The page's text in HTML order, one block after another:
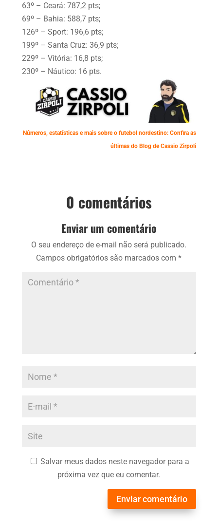
63º – Ceará: 787,2 pts;
69º – Bahia: 588,7 pts;
126º – Sport: 196,6 pts;
199º – Santa Cruz: 36,9 pts;
229º – Vitória: 16,8 pts;
230º – Náutico: 16 pts.
Números, estatísticas e mais sobre o futebol nordestino: Confira as
últimas do Blog de Cassio Zirpoli
0 comentários
Enviar um comentário
O seu endereço de e-mail não será publicado.
Campos obrigatórios são marcados com*
Salvar meus dados neste navegador para a
próxima vez que eu comentar.
Enviar comentário